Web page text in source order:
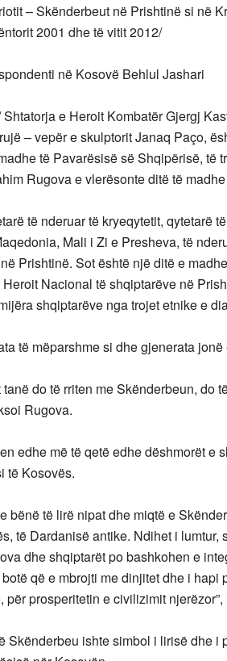
– Skënderbeut në Prishtinë si në
2001 dhe të vitit 2012/
në Kosovë Behlul Jashari
e Heroit Kombatër Gjergj
– vepër e skulptorit Janaq Paço,
të Pavarësisë së Shqipërisë, të
Rugova e vlerësonte ditë të
të nderuar të kryeqytetit, qytetarë
Mali i Zi e Presheva, të
Prishtinë. Sot është një ditë e
Nacional të shqiptarëve në
shqiptarëve nga trojet etnike e
të mëparshme si dhe gjenerata
do të rriten me Skënderbeun, do
Rugova.
edhe më të qetë edhe dëshmorët e
të Kosovës.
bënë të lirë nipat dhe miqtë e
të Dardanisë antike. Ndihet i
dhe shqiptarët po bashkohen e
që e mbrojti me dinjitet dhe i hapi
prosperitetin e civilizimit
Skënderbeu ishte simbol i lirisë dhe i